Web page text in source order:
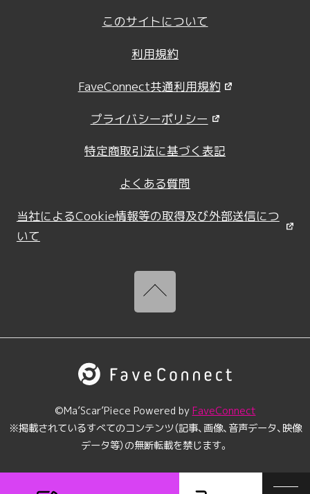
このサイトについて
利用規約
FaveConnect共通利用規約
プライバシーポリシー
特定商取引法に基づく表記
よくある質問
当社によるCookie情報等の取得及び外部送信につ
いて
©︎Ma’Scar’Piece Powered by FaveConnect
※掲載されているすべてのコンテンツ（記事、画像、音声データ、映像
データ等）の無断転載を禁じます。